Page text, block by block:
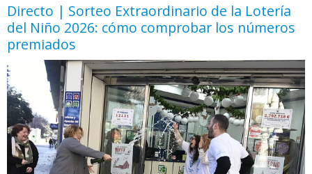
Directo | Sorteo Extraordinario de la Lotería
del Niño 2026: cómo comprobar los números
premiados